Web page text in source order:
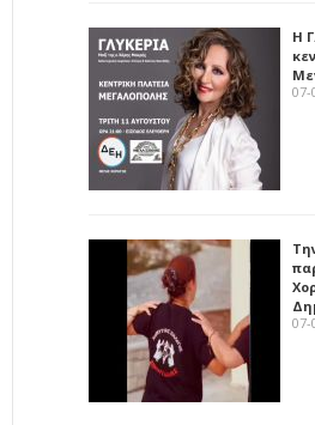
Η
07-
07-